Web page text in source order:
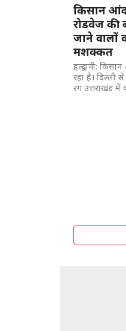
किसान
रोडवेज की
जाने वालों
मशक्कत
हल्द्वानी:
रहा है।
रंग उत्तराखंड में